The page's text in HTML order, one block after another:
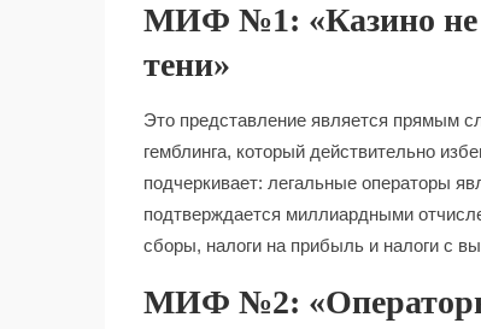
МИФ №1: «Казино не
тени»
Это представление является прямым
гемблинга, который действительно
подчеркивает: легальные операторы
подтверждается миллиардными
сборы, налоги на прибыль и налоги с
МИФ №2: